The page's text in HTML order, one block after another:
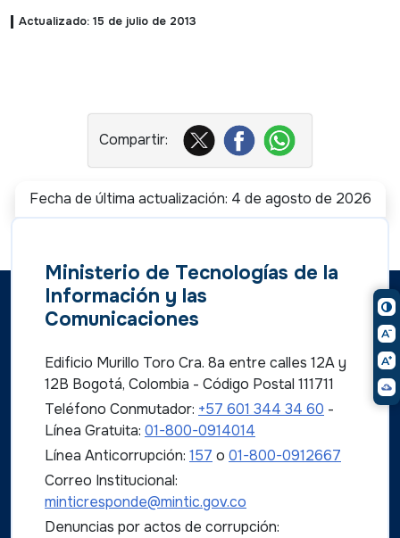
Actualizado: 15 de julio de 2013
Fecha de última actualización: 4 de agosto de 2026
Ministerio de Tecnologías de la
Información y las
Comunicaciones
Edificio Murillo Toro Cra. 8a entre calles 12A y
12B Bogotá, Colombia - Código Postal 111711
Teléfono Conmutador: +57 601 344 34 60 -
Línea Gratuita: 01-800-0914014
Línea Anticorrupción: 157 o 01-800-0912667
Correo Institucional:
minticresponde@mintic.gov.co
Denuncias por actos de corrupción: